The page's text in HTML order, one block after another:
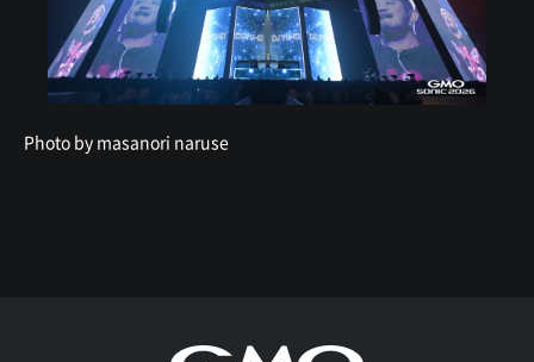
Photo by masanori naruse